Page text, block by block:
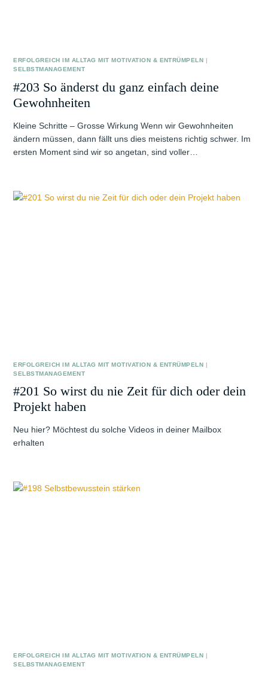
ERFOLGREICH IM ALLTAG MIT MOTIVATION & ENTRÜMPELN |
SELBSTMANAGEMENT
#203 So änderst du ganz einfach deine
Gewohnheiten
Kleine Schritte – Grosse Wirkung Wenn wir Gewohnheiten
ändern müssen, dann fällt uns dies meistens richtig schwer. Im
ersten Moment sind wir so angetan, sind voller…
ERFOLGREICH IM ALLTAG MIT MOTIVATION & ENTRÜMPELN |
SELBSTMANAGEMENT
#201 So wirst du nie Zeit für dich oder dein
Projekt haben
Neu hier? Möchtest du solche Videos in deiner Mailbox
erhalten
ERFOLGREICH IM ALLTAG MIT MOTIVATION & ENTRÜMPELN |
SELBSTMANAGEMENT